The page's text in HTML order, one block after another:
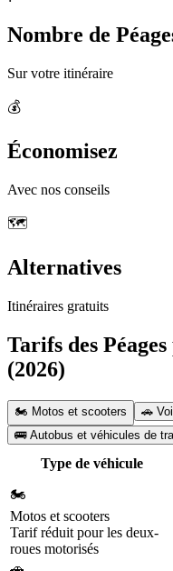
Nombre de
Sur votre itinéraire
💰
Économisez
Avec nos conseils
🗺️
Alternatives
Itinéraires gratuits
Tarifs des
(2026)
🏍️ Motos et scooters
🚗
🚌 Autobus et véhicules de
Type de véhicule
🏍️
Motos et scooters
Tarif réduit pour les deux-
roues motorisés